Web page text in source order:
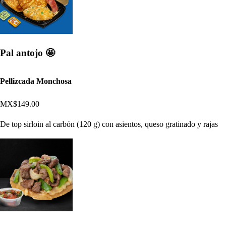
Pal antojo 🤩
Pellizcada Monchosa
MX$149.00
De top sirloin al carbón (120 g) con asientos, queso gratinado y rajas